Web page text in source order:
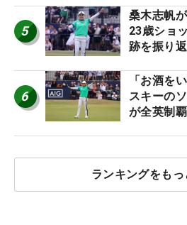
5
桑木志帆
23歳ショ
跡を振り
6
「お酒を
スキーの
が全英制
ランキングをもっ